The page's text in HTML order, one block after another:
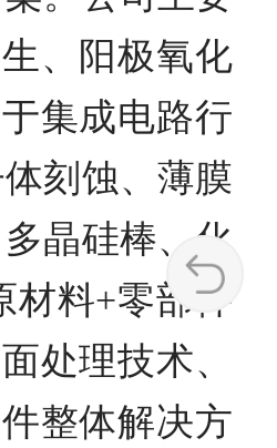
、阳极氧化
集成电路行
刻蚀、薄膜
晶硅棒、化
材料+零部件
处理技术、
整体解决方